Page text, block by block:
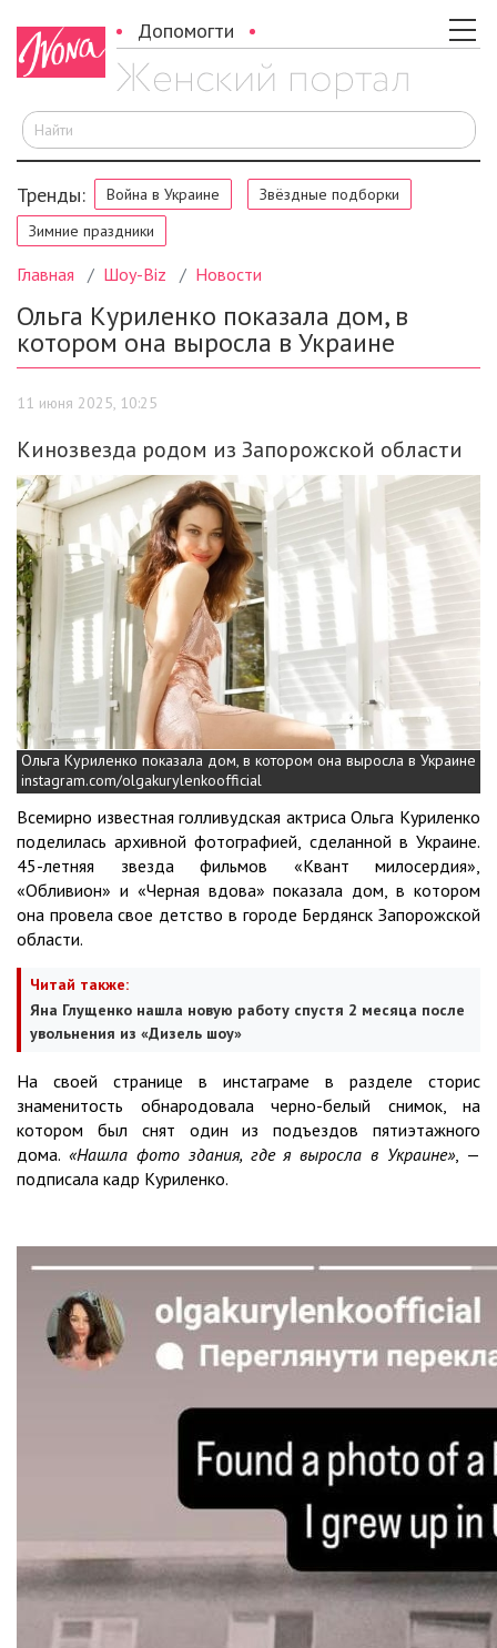
Допомогти
Тренды: Война в Украине
Звёздные подборки
Зимние праздники
Главная Шоу-Biz Новости
Ольга Куриленко показала дом, в
котором она выросла в Украине
11 июня 2025, 10:25
Кинозвезда родом из Запорожской области
Ольга Куриленко показала дом, в котором она выросла в Украине
instagram.com/olgakurylenkoofficial
Всемирно известная голливудская актриса Ольга Куриленко
поделилась архивной фотографией, сделанной в Украине.
45-летняя звезда фильмов «Квант милосердия»,
«Обливион» и «Черная вдова» показала дом, в котором
она провела свое детство в городе Бердянск Запорожской
области.
Читай также:
Яна Глущенко нашла новую работу спустя 2 месяца после
увольнения из «Дизель шоу»
На своей странице в инстаграме в разделе сторис
знаменитость обнародовала черно-белый снимок, на
котором был снят один из подъездов пятиэтажного
дома. «Нашла фото здания, где я выросла в Украине», —
подписала кадр Куриленко.